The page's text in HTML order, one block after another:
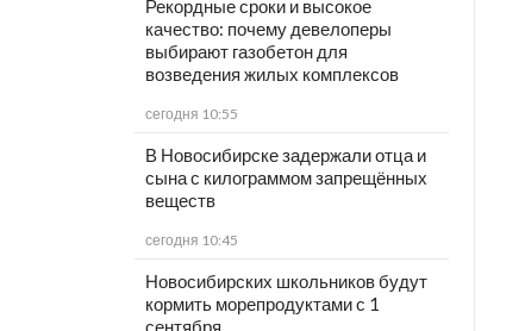
Рекордные сроки и высокое
качество: почему девелоперы
выбирают газобетон для
возведения жилых комплексов
сегодня 10:55
В Новосибирске задержали отца и
сына с килограммом запрещённых
веществ
сегодня 10:45
Новосибирских школьников будут
кормить морепродуктами с 1